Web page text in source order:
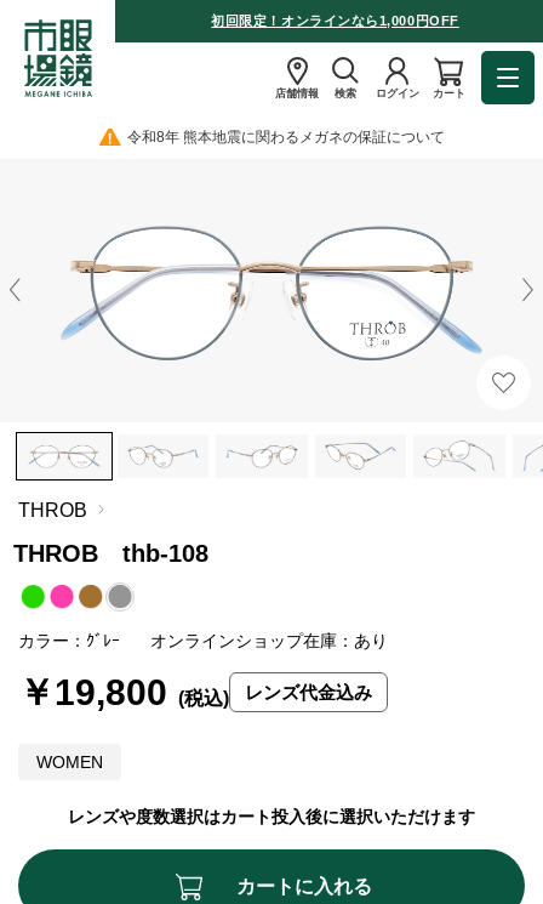
初回限定！オンラインなら1,000円OFF
店舗情報 検索 ログイン カート
令和8年 熊本地震に関わるメガネの保証について
THROB
THROB thb-108
WOMEN
カラー：ｸﾞﾚｰ オンラインショップ在庫：あり
レンズや度数選択はカート投入後に選択いただけます
￥19,800 レンズ代金込み
カートに入れる